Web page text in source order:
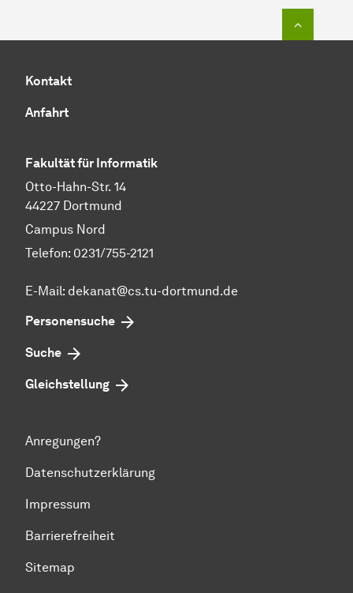
Kontakt
Anfahrt
Fakultät für Informatik
Otto-Hahn-Str. 14
44227 Dortmund
Campus Nord
Telefon: 0231/755-2121
E-Mail: dekanat@cs.tu-dortmund.de
Personensuche
Suche
Gleichstellung
Anregungen?
Datenschutzerklärung
Impressum
Barrierefreiheit
Sitemap